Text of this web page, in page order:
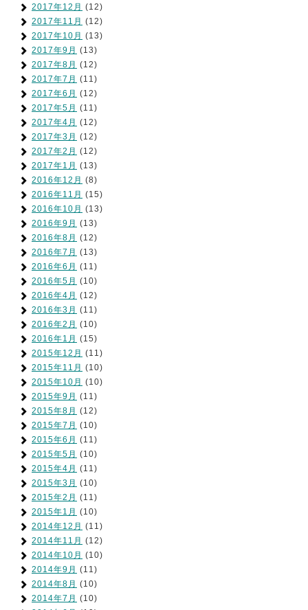
2017年12月 (12)
2017年11月 (12)
2017年10月 (13)
2017年9月 (13)
2017年8月 (12)
2017年7月 (11)
2017年6月 (12)
2017年5月 (11)
2017年4月 (12)
2017年3月 (12)
2017年2月 (12)
2017年1月 (13)
2016年12月 (8)
2016年11月 (15)
2016年10月 (13)
2016年9月 (13)
2016年8月 (12)
2016年7月 (13)
2016年6月 (11)
2016年5月 (10)
2016年4月 (12)
2016年3月 (11)
2016年2月 (10)
2016年1月 (15)
2015年12月 (11)
2015年11月 (10)
2015年10月 (10)
2015年9月 (11)
2015年8月 (12)
2015年7月 (10)
2015年6月 (11)
2015年5月 (10)
2015年4月 (11)
2015年3月 (10)
2015年2月 (11)
2015年1月 (10)
2014年12月 (11)
2014年11月 (12)
2014年10月 (10)
2014年9月 (11)
2014年8月 (10)
2014年7月 (10)